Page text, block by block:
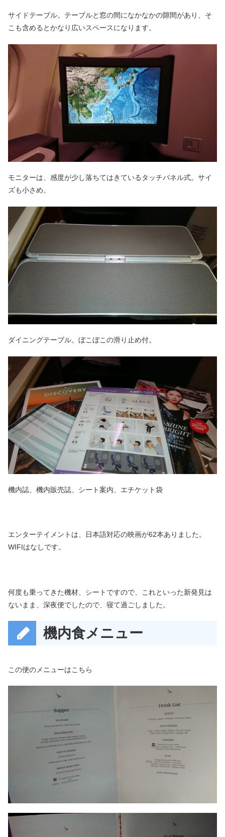
サイドテーブル。テーブルと窓の間になかなかの隙間があり、そ
こも含めるとかなり広いスペースになります。
モニターは、感度が少し落ちてはきているタッチパネル式。サイ
ズも小さめ。
ダイニングテーブル。ぼこぼこの滑り止め付。
機内誌、機内販売誌、シート案内、エチケット袋
エンターテイメントは、日本語対応の映画が62本ありました。
WIFIはなしです。
何度も乗ってきた機材、シートですので、これといった新発見は
ないまま、深夜便でしたので、寝て過ごしました。
機内食メニュー
この便のメニューはこちら